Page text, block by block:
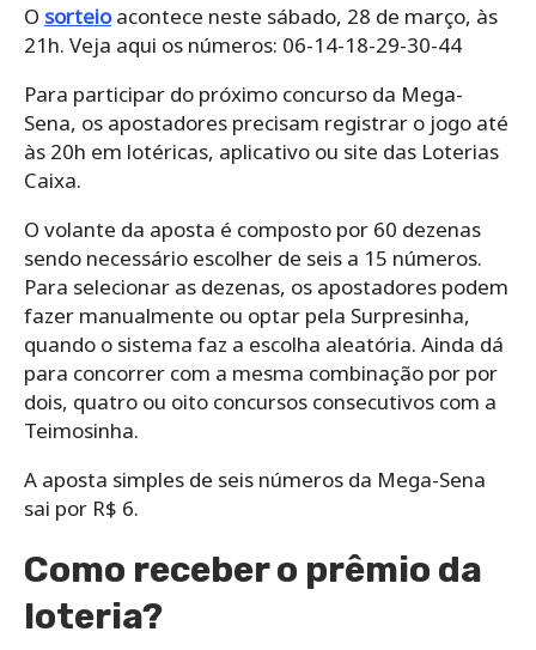
O sorteioacontece neste sábado, 28 de março, às
21h. Veja aqui os números: 06-14-18-29-30-44
Para participar do próximo concurso da Mega-
Sena, os apostadores precisam registrar o jogo até
às 20h em lotéricas, aplicativo ou site das Loterias
Caixa.
O volante da aposta é composto por 60 dezenas
sendo necessário escolher de seis a 15 números.
Para selecionar as dezenas, os apostadores podem
fazer manualmente ou optar pela Surpresinha,
quando o sistema faz a escolha aleatória. Ainda dá
para concorrer com a mesma combinação por por
dois, quatro ou oito concursos consecutivos com a
Teimosinha.
A aposta simples de seis números da Mega-Sena
sai por R$ 6.
Como receber o prêmio da
loteria?